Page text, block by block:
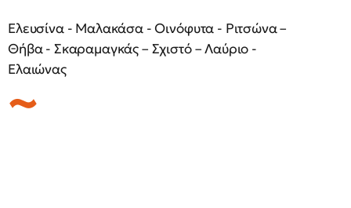
Ελευσίνα - Μαλακάσα - Οινόφυτα - Ριτσώνα –
Θήβα - Σκαραμαγκάς – Σχιστό – Λαύριο -
Ελαιώνας